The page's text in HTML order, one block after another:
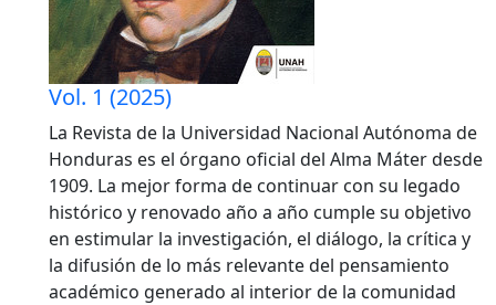
Vol. 1 (2025)
La Revista de la Universidad Nacional Autónoma de
Honduras es el órgano oficial del Alma Máter desde
1909. La mejor forma de continuar con su legado
histórico y renovado año a año cumple su objetivo
en estimular la investigación, el diálogo, la crítica y
la difusión de lo más relevante del pensamiento
académico generado al interior de la comunidad